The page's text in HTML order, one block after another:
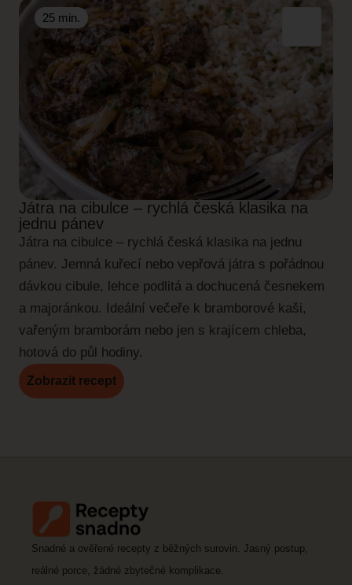
25 min.
Játra na cibulce – rychlá česká klasika na
jednu pánev
Játra na cibulce – rychlá česká klasika na jednu
pánev. Jemná kuřecí nebo vepřová játra s pořádnou
dávkou cibule, lehce podlitá a dochucená česnekem
a majoránkou. Ideální večeře k bramborové kaši,
vařeným bramborám nebo jen s krajícem chleba,
hotová do půl hodiny.
Zobrazit recept
Snadné a ověřené recepty z běžných surovin. Jasný postup,
reálné porce, žádné zbytečné komplikace.